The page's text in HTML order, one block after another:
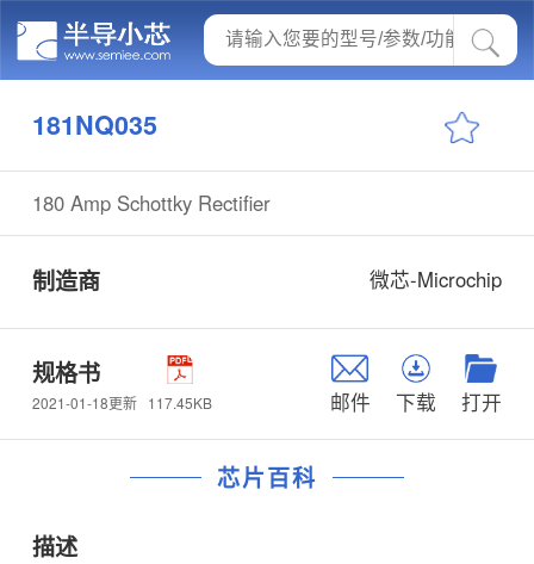
181NQ035
180 Amp Schottky Rectifier
制造商 微芯-Microchip
规格书
2021-01-18更新 117.45KB 邮件 下载 打开
芯片百科
描述